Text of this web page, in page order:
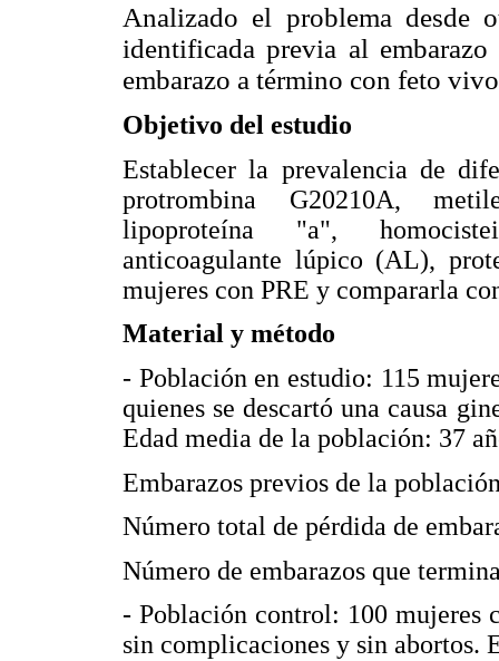
Analizado el problema desde
identificada previa al
embarazo a término con feto
Objetivo del estudio
Establecer la prevalencia de
protrombina G20210A,
lipoproteína "a",
anticoagulante lúpico (AL),
mujeres con PRE y compararla
Material y método
- Población en estudio: 115
quienes se descartó una causa
Edad media de la población: 37
Embarazos previos de la
Número total de pérdida de
Número de embarazos que
- Población control: 100 mujeres
sin complicaciones y sin abortos.